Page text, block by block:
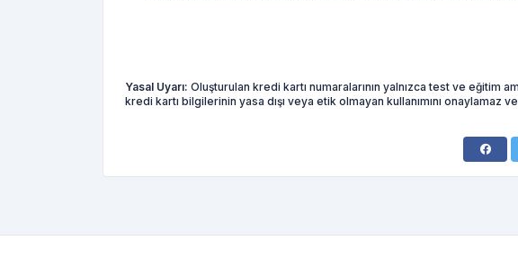
Yasal Uyarı: Oluşturulan kredi kartı numaralarının yalnızca test ve eğitim
kredi kartı bilgilerinin yasa dışı veya etik olmayan kullanımını onaylamaz